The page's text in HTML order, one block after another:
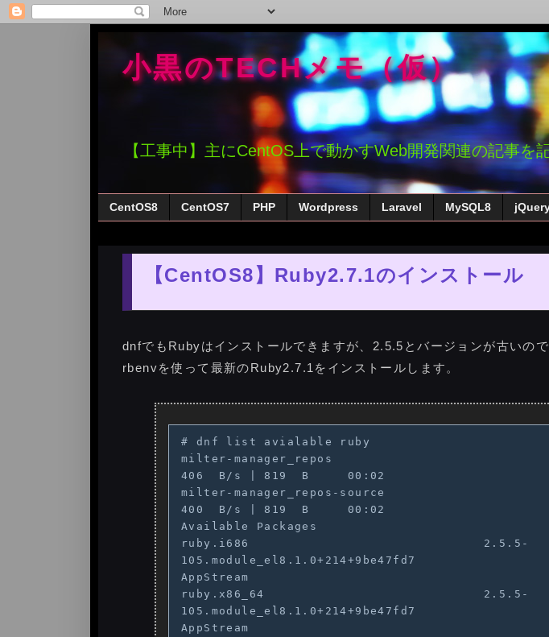
小黒のTECHメモ（仮）
【工事中】主にCentOS上で動かすWeb開発関連の記事を
CentOS8 CentOS7 PHP Wordpress Laravel MySQL8
【CentOS8】Ruby2.7.1のインストール
dnfでもRubyはインストールできますが、2.5.5とバージョンが古いので
rbenvを使って最新のRuby2.7.1をインストールします。
# dnf list avialable ruby
milter-manager_repos
406  B/s | 819  B     00:02
milter-manager_repos-source
400  B/s | 819  B     00:02
Available Packages
ruby.i686                               2.5.5-
105.module_el8.1.0+214+9be47fd7
AppStream
ruby.x86_64                             2.5.5-
105.module_el8.1.0+214+9be47fd7